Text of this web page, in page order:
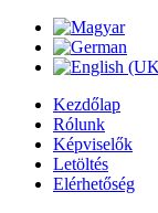
Kezdőlap
Rólunk
Képviselők
Letöltés
Elérhetőség